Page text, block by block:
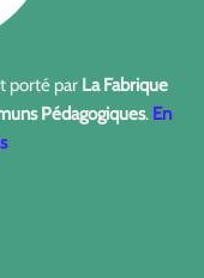
porté par La Fabrique
Pédagogiques. En